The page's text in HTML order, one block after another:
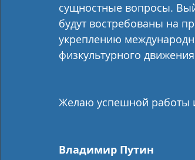
сущностные вопросы.
будут востребованы на
укреплению
физкультурного
Желаю успешной работы
Владимир Путин